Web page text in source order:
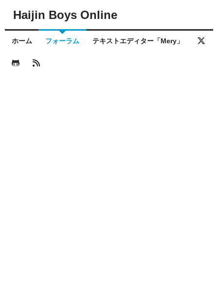
Haijin Boys Online
ホーム フォーラム テキストエディター「Mery」